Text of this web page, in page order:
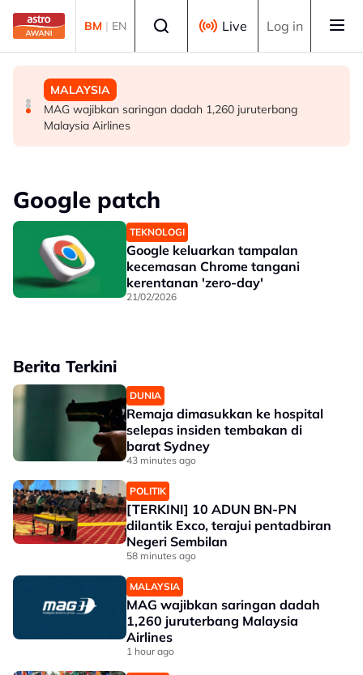
Skip to main content
BM | EN Live Log in
DUNIA
Remaja dimasukkan ke hospital selepas insiden
tembakan di barat Sydney
POLITIK
[TERKINI] 10 ADUN BN-PN dilantik Exco, terajui
pentadbiran Negeri Sembilan
MALAYSIA
MAG wajibkan saringan dadah 1,260 juruterbang
Malaysia Airlines
Google patch
TEKNOLOGI
Google keluarkan tampalan
kecemasan Chrome tangani
kerentanan 'zero-day'
21/02/2026
Berita Terkini
DUNIA
Remaja dimasukkan ke hospital
selepas insiden tembakan di
barat Sydney
43 minutes ago
POLITIK
[TERKINI] 10 ADUN BN-PN
dilantik Exco, terajui pentadbiran
Negeri Sembilan
58 minutes ago
MALAYSIA
MAG wajibkan saringan dadah
1,260 juruterbang Malaysia
Airlines
1 hour ago